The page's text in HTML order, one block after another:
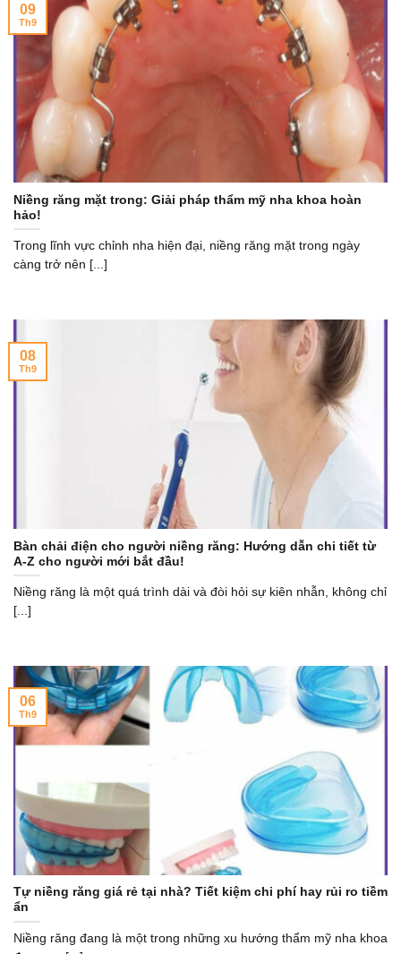
Niềng răng mặt trong: Giải pháp thẩm mỹ nha khoa hoàn
hảo!
Trong lĩnh vực chỉnh nha hiện đại, niềng răng mặt trong ngày
càng trở nên [...]
09
Th9
Bàn chải điện cho người niềng răng: Hướng dẫn chi tiết từ
A-Z cho người mới bắt đầu!
Niềng răng là một quá trình dài và đòi hỏi sự kiên nhẫn, không chỉ
[...]
08
Th9
Tự niềng răng giá rẻ tại nhà? Tiết kiệm chi phí hay rủi ro tiềm
ẩn
Niềng răng đang là một trong những xu hướng thẩm mỹ nha khoa
06
Th9